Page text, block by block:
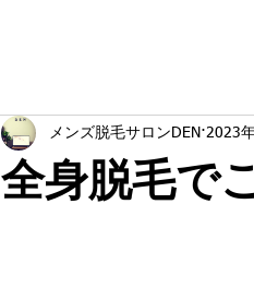
全身脱毛で
メンズ脱毛サロンDEN 2023